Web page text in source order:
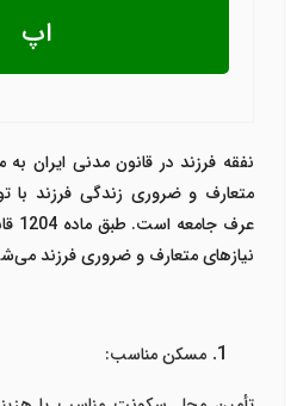
اپ
نفقه فرزند در قانون مدنی ایران به
متعارف و ضروری زندگی فرزند با
نیازهای متعارف و ضروری فرزند
مسکن مناسب: